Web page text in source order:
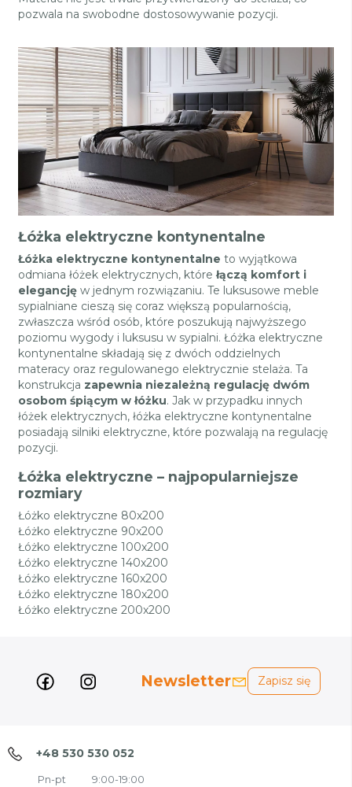
pozwala na swobodne dostosowywanie pozycji.
Łóżka elektryczne kontynentalne
Łóżka elektryczne kontynentalne to wyjątkowa
odmiana łóżek elektrycznych, którełączą komfort i
elegancję w jednym rozwiązaniu. Te luksusowe meble
sypialniane cieszą się coraz większą popularnością,
zwłaszcza wśród osób, które poszukują najwyższego
poziomu wygody i luksusu w sypialni. Łóżka elektryczne
kontynentalne składają się z dwóch oddzielnych
materacy oraz regulowanego elektrycznie stelaża. Ta
konstrukcja zapewnia niezależną regulację dwóm
osobom śpiącym w łóżku. Jak w przypadku innych
łóżek elektrycznych, łóżka elektryczne kontynentalne
posiadają silniki elektryczne, które pozwalają na regulację
pozycji.
Łóżka elektryczne – najpopularniejsze
rozmiary
Łóżko elektryczne 80x200
Łóżko elektryczne 90x200
Łóżko elektryczne 100x200
Łóżko elektryczne 140x200
Łóżko elektryczne 160x200
Łóżko elektryczne 180x200
Łóżko elektryczne 200x200
Newsletter Zapisz się
+48 530 530 052
Pn-pt
9:00-19:00